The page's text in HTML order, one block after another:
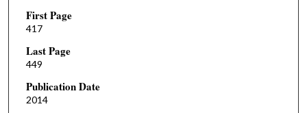
First Page
417
Last Page
449
Publication Date
2014